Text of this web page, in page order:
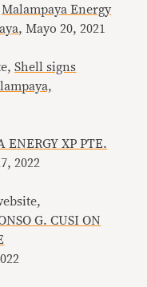
Malampaya Energy
, Mayo 20, 2021
Shell signs
ENERGY XP PTE.
2022
G. CUSI ON